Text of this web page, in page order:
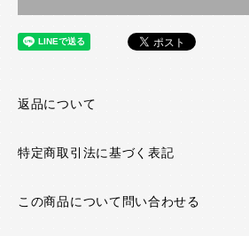
返品について
特定商取引法に基づく表記
この商品について問い合わせる